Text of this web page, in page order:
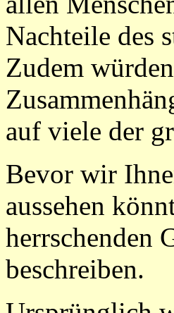
Nachteile des
Zudem
auf viele der
Bevor wir
aussehen
herrschenden
beschreiben.